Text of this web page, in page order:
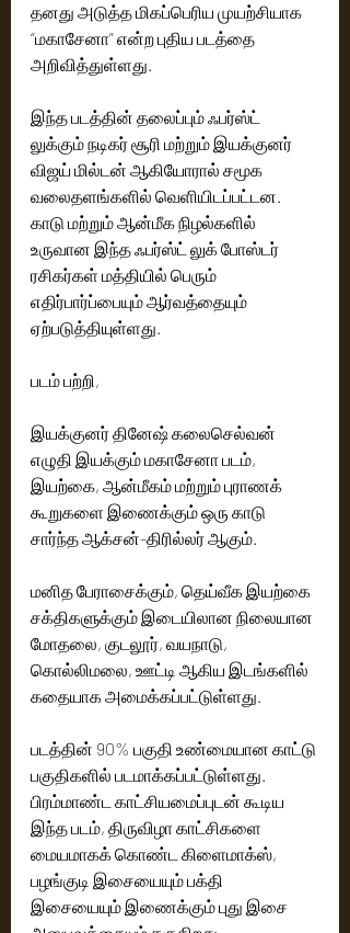
தனது அடுத்த மிகப்பெரிய முயற்சியாக
“மகாசேனா” என்ற புதிய படத்தை
அறிவித்துள்ளது.
இந்த படத்தின் தலைப்பும் ஃபர்ஸ்ட்
லுக்கும் நடிகர் சூரி மற்றும் இயக்குனர்
விஜய் மில்டன் ஆகியோரால் சமூக
வலைதளங்களில் வெளியிடப்பட்டன.
காடு மற்றும் ஆன்மீக நிழல்களில்
உருவான இந்த ஃபர்ஸ்ட் லுக் போஸ்டர்
ரசிகர்கள் மத்தியில் பெரும்
எதிர்பார்ப்பையும் ஆர்வத்தையும்
ஏற்படுத்தியுள்ளது.
படம் பற்றி,
இயக்குனர் தினேஷ் கலைசெல்வன்
எழுதி இயக்கும் மகாசேனா படம்,
இயற்கை, ஆன்மீகம் மற்றும் புராணக்
கூறுகளை இணைக்கும் ஒரு காடு
சார்ந்த ஆக்சன்-திரில்லர் ஆகும்.
மனித பேராசைக்கும், தெய்வீக இயற்கை
சக்திகளுக்கும் இடையிலான நிலையான
மோதலை, குடலூர், வயநாடு,
கொல்லிமலை, ஊட்டி ஆகிய இடங்களில்
கதையாக அமைக்கப்பட்டுள்ளது.
படத்தின் 90% பகுதி உண்மையான காட்டு
பகுதிகளில் படமாக்கப்பட்டுள்ளது.
பிரம்மாண்ட காட்சியமைப்புடன் கூடிய
இந்த படம், திருவிழா காட்சிகளை
மையமாகக் கொண்ட கிளைமாக்ஸ்,
பழங்குடி இசையையும் பக்தி
இசையையும் இணைக்கும் புது இசை